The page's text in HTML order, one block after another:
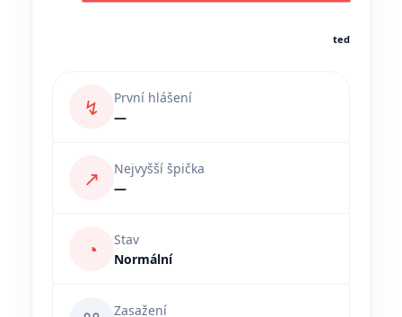
teď
↯
První hlášení
—
↗
Nejvyšší špička
—
◔
Stav
Normální
Zasažení